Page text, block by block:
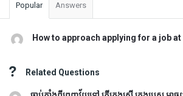
Popular Answers
How to approach applying for a job at
Related Questions